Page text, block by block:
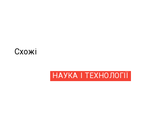
Схожi
НАУКА І ТЕХНОЛОГІЇ